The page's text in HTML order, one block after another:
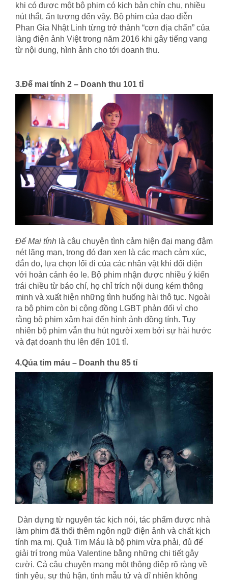
khi có được một bộ phim có kịch bản chỉn chu, nhiều
nút thắt, ấn tượng đến vậy. Bộ phim của đạo diễn
Phan Gia Nhật Linh từng trở thành “cơn địa chấn” của
làng điện ảnh Việt trong năm 2016 khi gây tiếng vang
từ nội dung, hình ảnh cho tới doanh thu.
3.Để mai tính 2 – Doanh thu 101 tỉ
Để Mai tính là câu chuyện tình cảm hiện đại mang đậm
nét lãng mạn, trong đó đan xen là các mạch cảm xúc,
đắn đo, lựa chọn lối đi của các nhân vật khi đối diện
với hoàn cảnh éo le. Bộ phim nhận được nhiều ý kiến
trái chiều từ báo chí, họ chỉ trích nội dung kém thông
minh và xuất hiện những tình huống hài thô tục. Ngoài
ra bộ phim còn bị cộng đồng LGBT phản đối vì cho
rằng bộ phim xâm hại đến hình ảnh đồng tính. Tuy
nhiên bộ phim vẫn thu hút người xem bởi sự hài hước
và đạt doanh thu lên đến 101 tỉ.
4.Qủa tim máu – Doanh thu 85 tỉ
Dàn dựng từ nguyên tác kịch nói, tác phẩm được nhà
làm phim đã thổi thêm ngôn ngữ điện ảnh và chất kịch
tính ma mị. Quả Tim Máu là bộ phim vừa phải, đủ để
giải trí trong mùa Valentine bằng những chi tiết gây
cười. Cả câu chuyện mang một thông điệp rõ ràng về
tình yêu, sự thù hận, tình mẫu tử và dĩ nhiên không